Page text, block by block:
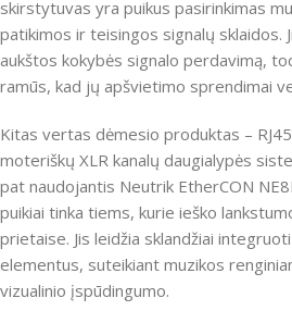
skirstytuvas yra puikus pasirinkimas
patikimos ir teisingos signalų sklaidos.
aukštos kokybės signalo perdavimą,
ramūs, kad jų apšvietimo sprendimai
Kitas vertas dėmesio produktas –
moteriškų XLR kanalų daugialypės
pat naudojantis Neutrik EtherCON
puikiai tinka tiems, kurie ieško
prietaise. Jis leidžia sklandžiai
elementus, suteikiant muzikos
vizualinio įspūdingumo.